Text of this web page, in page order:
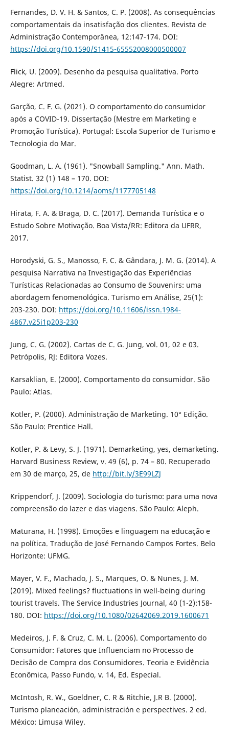
Fernandes, D. V. H. & Santos, C. P. (2008). As consequências
comportamentais da insatisfação dos clientes. Revista de
Administração Contemporânea, 12:147-174. DOI:
https://doi.org/10.1590/S1415-65552008000500007
Flick, U. (2009). Desenho da pesquisa qualitativa. Porto
Alegre: Artmed.
Garção, C. F. G. (2021). O comportamento do consumidor
após a COVID-19. Dissertação (Mestre em Marketing e
Promoção Turística). Portugal: Escola Superior de Turismo e
Tecnologia do Mar.
Goodman, L. A. (1961). "Snowball Sampling." Ann. Math.
Statist. 32 (1) 148 – 170. DOI:
https://doi.org/10.1214/aoms/1177705148
Hirata, F. A. & Braga, D. C. (2017). Demanda Turística e o
Estudo Sobre Motivação. Boa Vista/RR: Editora da UFRR,
2017.
Horodyski, G. S., Manosso, F. C. & Gândara, J. M. G. (2014). A
pesquisa Narrativa na Investigação das Experiências
Turísticas Relacionadas ao Consumo de Souvenirs: uma
abordagem fenomenológica. Turismo em Análise, 25(1):
203-230. DOI: https://doi.org/10.11606/issn.1984-
4867.v25i1p203-230
Jung, C. G. (2002). Cartas de C. G. Jung, vol. 01, 02 e 03.
Petrópolis, RJ: Editora Vozes.
Karsaklian, E. (2000). Comportamento do consumidor. São
Paulo: Atlas.
Kotler, P. (2000). Administração de Marketing. 10° Edição.
São Paulo: Prentice Hall.
Kotler, P. & Levy, S. J. (1971). Demarketing, yes, demarketing.
Harvard Business Review, v. 49 (6), p. 74 – 80. Recuperado
em 30 de março, 25, de http://bit.ly/3E99LZJ
Krippendorf, J. (2009). Sociologia do turismo: para uma nova
compreensão do lazer e das viagens. São Paulo: Aleph.
Maturana, H. (1998). Emoções e linguagem na educação e
na política. Tradução de José Fernando Campos Fortes. Belo
Horizonte: UFMG.
Mayer, V. F., Machado, J. S., Marques, O. & Nunes, J. M.
(2019). Mixed feelings? fluctuations in well-being during
tourist travels. The Service Industries Journal, 40 (1-2):158-
180. DOI: https://doi.org/10.1080/02642069.2019.1600671
Medeiros, J. F. & Cruz, C. M. L. (2006). Comportamento do
Consumidor: Fatores que Influenciam no Processo de
Decisão de Compra dos Consumidores. Teoria e Evidência
Econômica, Passo Fundo, v. 14, Ed. Especial.
McIntosh, R. W., Goeldner, C. R & Ritchie, J.R B. (2000).
Turismo planeación, administración e perspectives. 2 ed.
México: Limusa Wiley.